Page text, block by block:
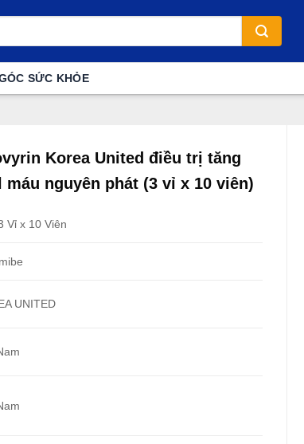
SỨC KHỎE
Korea United điều trị tăng
nguyên phát (3 vỉ x 10 viên)
Vỉ x 10 Viên
UNITED